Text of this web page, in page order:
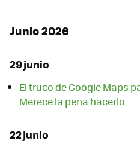
Junio 2026
29 junio
El truco de Google Maps
Merece la pena hacerlo
22 junio